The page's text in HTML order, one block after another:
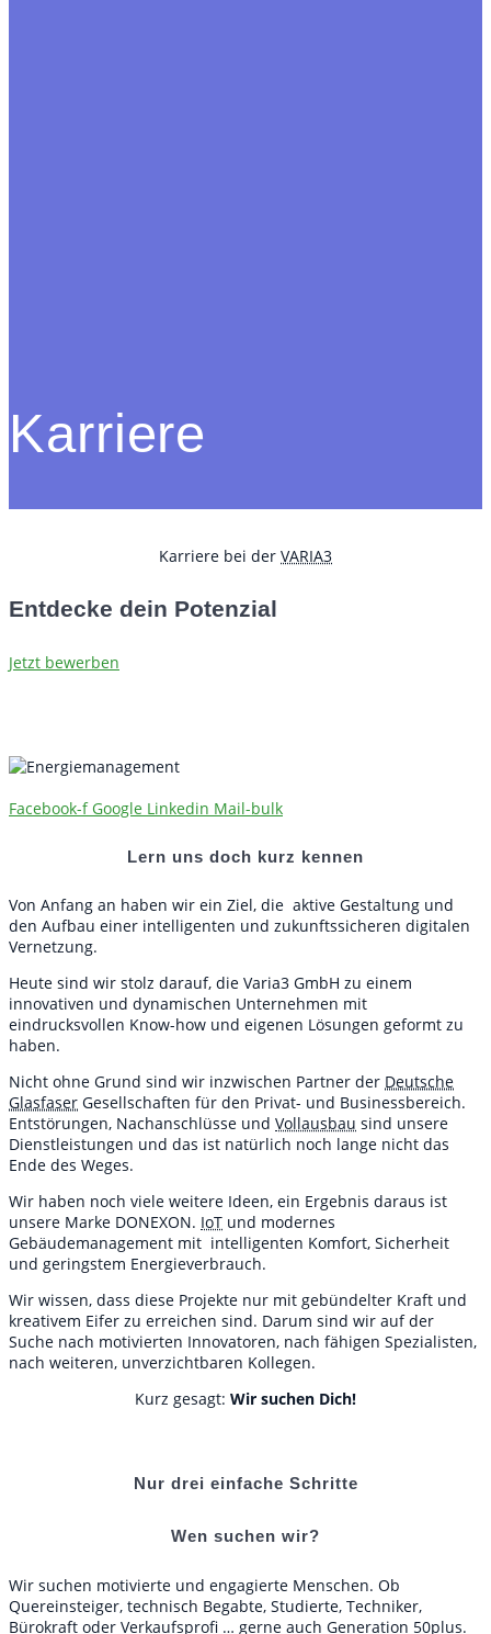
Karriere
Karriere bei der VARIA3
Entdecke dein Potenzial​
Jetzt bewerben
Facebook-f Google Linkedin Mail-bulk
Lern uns doch kurz kennen
Von Anfang an haben wir ein Ziel, die aktive Gestaltung und
den Aufbau einer intelligenten und zukunftssicheren digitalen
Vernetzung.
Heute sind wir stolz darauf, die Varia3 GmbH zu einem
innovativen und dynamischen Unternehmen mit
eindrucksvollen Know-how und eigenen Lösungen geformt zu
haben.
Nicht ohne Grund sind wir inzwischen Partner der Deutsche
Glasfaser Gesellschaften für den Privat- und Businessbereich.
Entstörungen, Nachanschlüsse und Vollausbau sind unsere
Dienstleistungen und das ist natürlich noch lange nicht das
Ende des Weges.
Wir haben noch viele weitere Ideen, ein Ergebnis daraus ist
unsere Marke DONEXON. IoT und modernes
Gebäudemanagement mit intelligenten Komfort, Sicherheit
und geringstem Energieverbrauch.
Wir wissen, dass diese Projekte nur mit gebündelter Kraft und
kreativem Eifer zu erreichen sind. Darum sind wir auf der
Suche nach motivierten Innovatoren, nach fähigen Spezialisten,
nach weiteren, unverzichtbaren Kollegen.
Kurz gesagt: Wir suchen Dich!
Nur drei einfache Schritte
Wen suchen wir?
Wir suchen motivierte und engagierte Menschen. Ob
Quereinsteiger, technisch Begabte, Studierte, Techniker,
Bürokraft oder Verkaufsprofi … gerne auch Generation 50plus.